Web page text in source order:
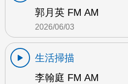
郭月英 FM AM
2026/06/03
生活掃描
李翰庭 FM AM